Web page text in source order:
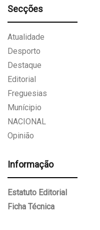
Secções
Atualidade
Desporto
Destaque
Editorial
Freguesias
Munícipio
NACIONAL
Opinião
Informação
Estatuto Editorial
Ficha Técnica